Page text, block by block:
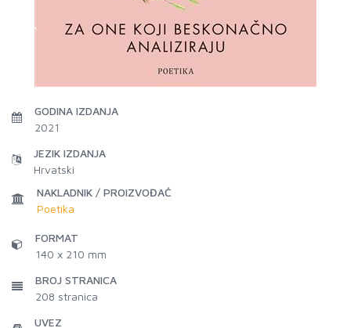
GODINA IZDANJA
2021
JEZIK IZDANJA
Hrvatski
NAKLADNIK / PROIZVOĐAČ
Poetika
FORMAT
140 x 210 mm
BROJ STRANICA
208 stranica
UVEZ